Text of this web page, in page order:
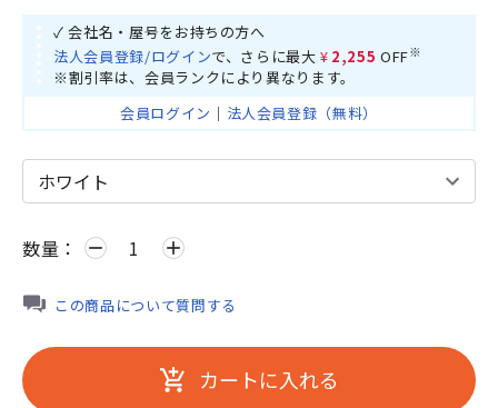
✓ 会社名・屋号をお持ちの方へ
法人会員登録/ログインで、さらに最大 ¥2,255 OFF※
※割引率は、会員ランクにより異なります。
会員ログイン ｜ 法人会員登録（無料）
数量： remove add
この商品について質問する
add_shopping_cart カートに入れる